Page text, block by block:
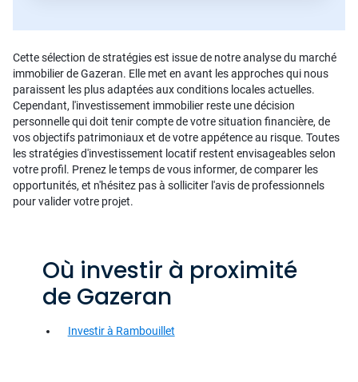
Cette sélection de stratégies est issue de notre analyse du marché
immobilier de Gazeran. Elle met en avant les approches qui nous
paraissent les plus adaptées aux conditions locales actuelles.
Cependant, l'investissement immobilier reste une décision
personnelle qui doit tenir compte de votre situation financière, de
vos objectifs patrimoniaux et de votre appétence au risque. Toutes
les stratégies d'investissement locatif restent envisageables selon
votre profil. Prenez le temps de vous informer, de comparer les
opportunités, et n'hésitez pas à solliciter l'avis de professionnels
pour valider votre projet.
Où investir à proximité
de Gazeran
Investir à Rambouillet